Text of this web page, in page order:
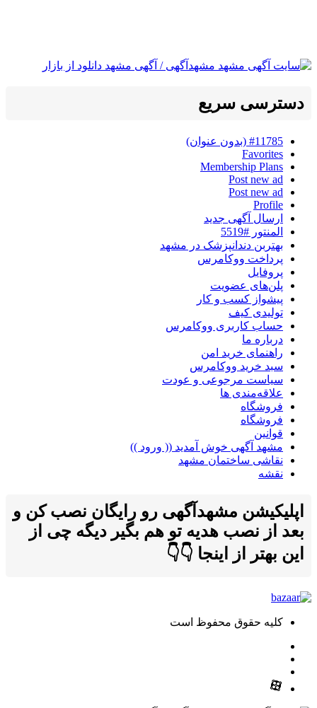
دسترسی سریع
#11785 (بدون عنوان)
Favorites
Membership Plans
Post new ad
Post new ad
Profile
ارسال آگهی جدید
المنتور #5519
بهتربن دندانپزشک در مشهد
پرداخت ووکامرس
پروفایل
پلن‌های عضویت
پیشواز کسب و کار
تولیدی کیف
حساب کاربری ووکامرس
درباره ما
راهنمای خرید امن
سبد خرید ووکامرس
سیاست مرجوعی و عودت
علاقه‌مندی ها
فروشگاه
فروشگاه
قوانین
مشهد آگهی خوش آمدید (( ورود ))
نقاشی ساختمان مشهد
نقشه
اپلیکیشن مشهدآگهی رو رایگان نصب کن و
بعد از نصب هدیه تو هم بگیر دیگه چی از
این بهتر از اینجا 👇👇
کلیه حقوق محفوظ است